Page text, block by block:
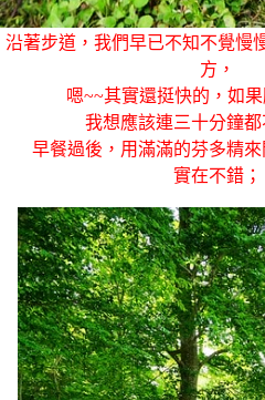
沿著步道，我們早已不知不覺慢
方，
嗯~~其實還挺快的，如果
我想應該連三十分鐘都
早餐過後，用滿滿的芬多精來
實在不錯；